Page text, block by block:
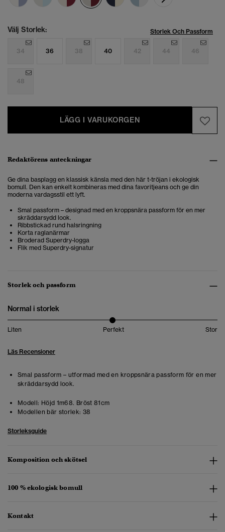
Välj Storlek: Storlek Och Passform
34 36 38 40 42 44 46
48
LÄGG I VARUKORGEN
Redaktörens anteckningar
Ge dina basplagg en klassisk känsla med den här t-tröjan i ekologisk
bomull. Den kan enkelt kombineras med dina favoritjeans och ge din
moderna vardagsstil ett lyft.
Smal passform – designad med en kroppsnära passform för en mer
skräddarsydd look.
Ribbstickad rund halsringning
Korta raglanärmar
Broderad Superdry-logga
Flik med Superdry-signatur
Storlek och passform
Normal i storlek
Liten Perfekt Stor
Läs Recensioner
Smal passform – utformad med en kroppsnära passform för en mer
skräddarsydd look.
Modell: Höjd 1m68. Bröst 81cm
Modellen bär storlek: 38
Storleksguide
Komposition och skötsel
100 % ekologisk bomull
Kontakt